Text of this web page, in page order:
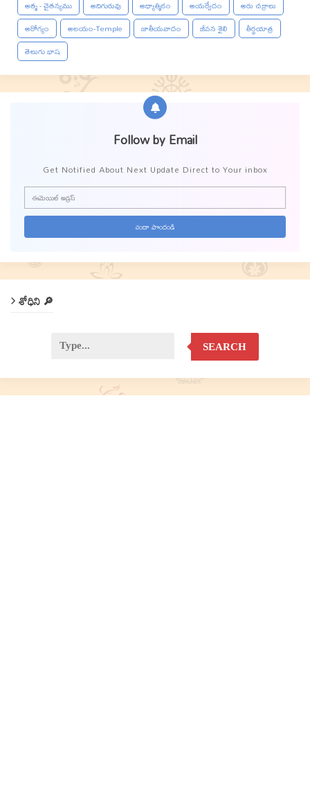
ఆత్మ - చైతన్యము ఆదిగురువు ఆధ్యాత్మికం ఆయర్వేదం
ఆరు చక్రాలు
ఆరోగ్యం
ఆలయం-Temple జాతీయవాదం జీవన శైలి
తీర్థయాత్ర
తెలుగు భాష
Follow by Email
Get Notified About Next Update Direct to Your inbox
శోధిని 🔎
SEARCH